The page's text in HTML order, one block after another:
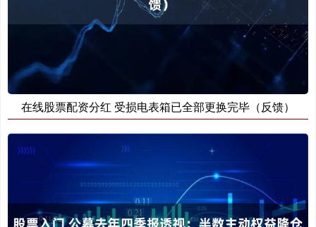
在线股票配资分红 受损电表箱已全部更换完毕（反馈）